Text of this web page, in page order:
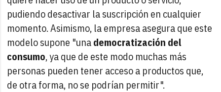
pudiendo desactivar la suscripción en cualquier
momento. Asimismo, la empresa asegura que este
modelo supone "unademocratización del
consumo, ya que de este modo muchas más
personas pueden tener acceso a productos que,
de otra forma, no se podrían permitir".